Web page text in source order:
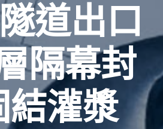
道出口
隔幕封
結灌漿